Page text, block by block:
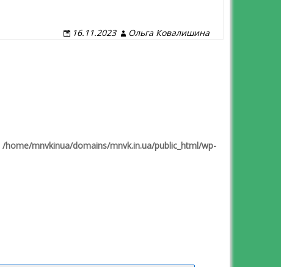
16.11.2023 Ольга Ковалишина
/home/mnvkinua/domains/mnvk.in.ua/public_html/wp-